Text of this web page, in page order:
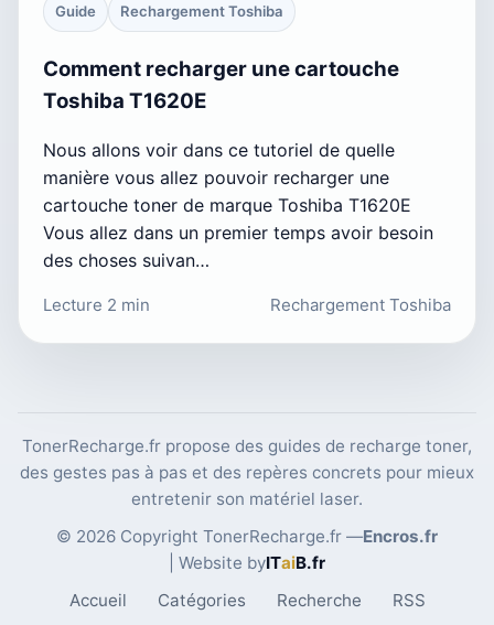
Guide Rechargement Toshiba
Comment recharger une cartouche
Toshiba T1620E
Nous allons voir dans ce tutoriel de quelle
manière vous allez pouvoir recharger une
cartouche toner de marque Toshiba T1620E
Vous allez dans un premier temps avoir besoin
des choses suivan…
Lecture 2 min Rechargement Toshiba
TonerRecharge.fr propose des guides de recharge toner,
des gestes pas à pas et des repères concrets pour mieux
entretenir son matériel laser.
© 2026 Copyright TonerRecharge.fr —Encros.fr
| Website byITaiB.fr
Accueil
Catégories Recherche RSS